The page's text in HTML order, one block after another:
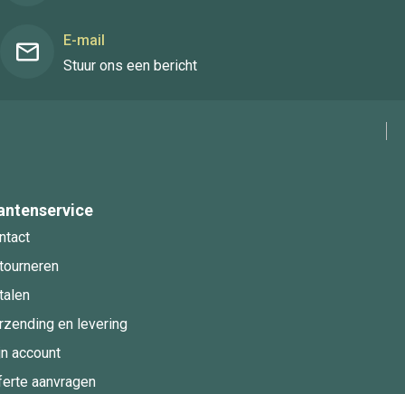
E-mail
Stuur ons een bericht
en levering
account
aanvragen